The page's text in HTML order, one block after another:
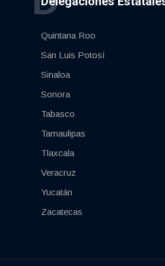
Quintana Roo
San Luis Potosí
Sinaloa
Sonora
Tabasco
Tamaulipas
Tlaxcala
Veracruz
Yucatán
Zacatecas